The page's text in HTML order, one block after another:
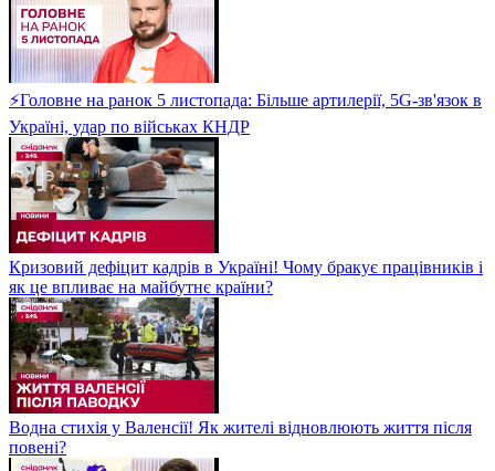
⚡Головне на ранок 5 листопада: Більше артилерії, 5G-зв'язок в
Україні, удар по військах КНДР
Кризовий дефіцит кадрів в Україні! Чому бракує працівників і
як це впливає на майбутнє країни?
Водна стихія у Валенсії! Як жителі відновлюють життя після
повені?